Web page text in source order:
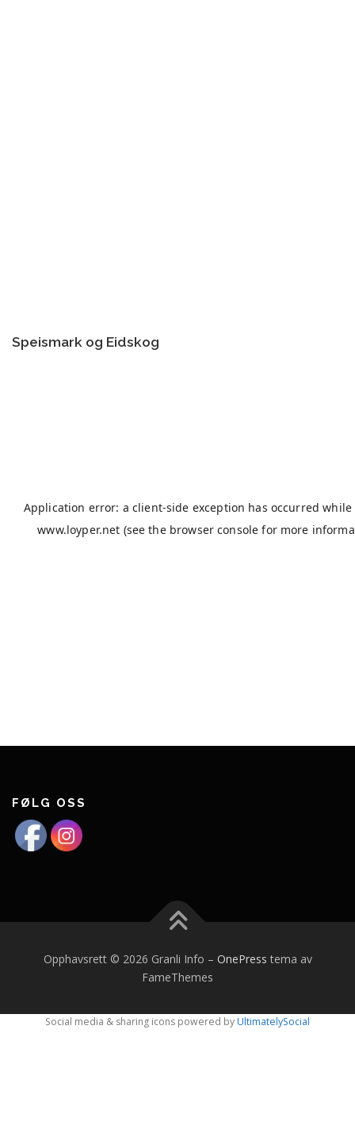
Speismark og Eidskog
FØLG OSS
Opphavsrett © 2026 Granli Info – OnePress tema av
FameThemes
Social media & sharing icons powered byUltimatelySocial